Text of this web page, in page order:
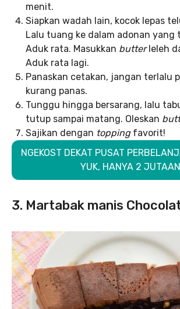
menit.
Siapkan wadah lain, kocok lepas
Lalu tuang ke dalam adonan yang
Aduk rata. Masukkan butterleleh
Aduk rata lagi.
Panaskan cetakan, jangan terlalu
kurang panas.
Tunggu hingga bersarang, lalu
tutup sampai matang. Oleskan
Sajikan dengan topping favorit!
NGEKOST DEKAT PUSAT
YUK, HANYA 2 JUTAAN
3. Martabak manis